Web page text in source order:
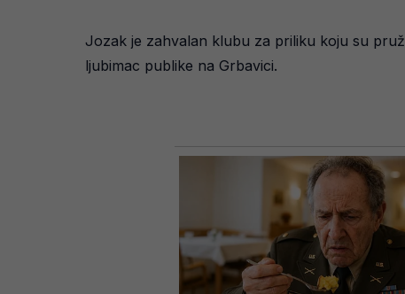
Jozak je zahvalan klubu za priliku koju su
ljubimac publike na Grbavici.